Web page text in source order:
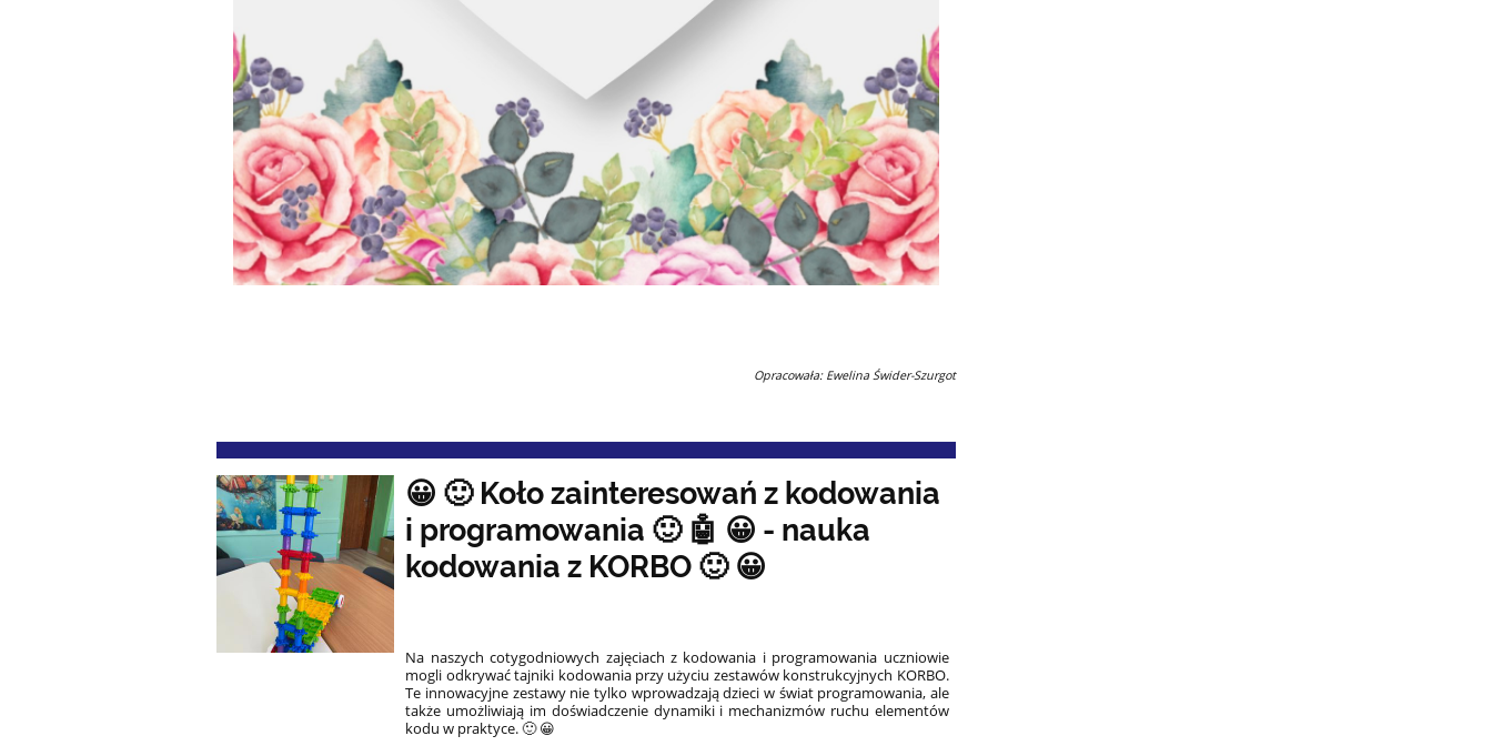
Opracowała: Ewelina Świder-Szurgot
😀 🙂 Koło zainteresowań z kodowania
i programowania 🙂 🤖 😀 - nauka
kodowania z KORBO 🙂 😀
Na naszych cotygodniowych zajęciach z kodowania i programowania uczniowie
mogli odkrywać tajniki kodowania przy użyciu zestawów konstrukcyjnych KORBO.
Te innowacyjne zestawy nie tylko wprowadzają dzieci w świat programowania, ale
także umożliwiają im doświadczenie dynamiki i mechanizmów ruchu elementów
kodu w praktyce. 🙂 😀